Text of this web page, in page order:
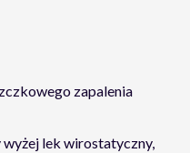
zapalenia
lek wirostatyczny,